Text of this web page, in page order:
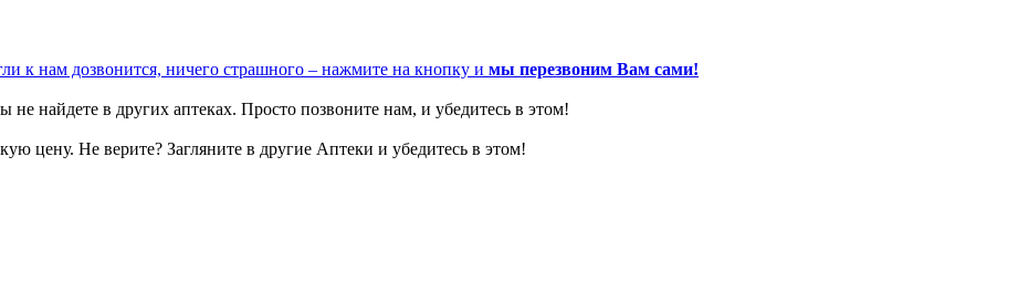
к нам дозвонится, ничего страшного – нажмите на кнопку и мы перезвоним Вам сами!
найдете в других аптеках. Просто позвоните нам, и убедитесь в этом!
цену. Не верите? Загляните в другие Аптеки и убедитесь в этом!